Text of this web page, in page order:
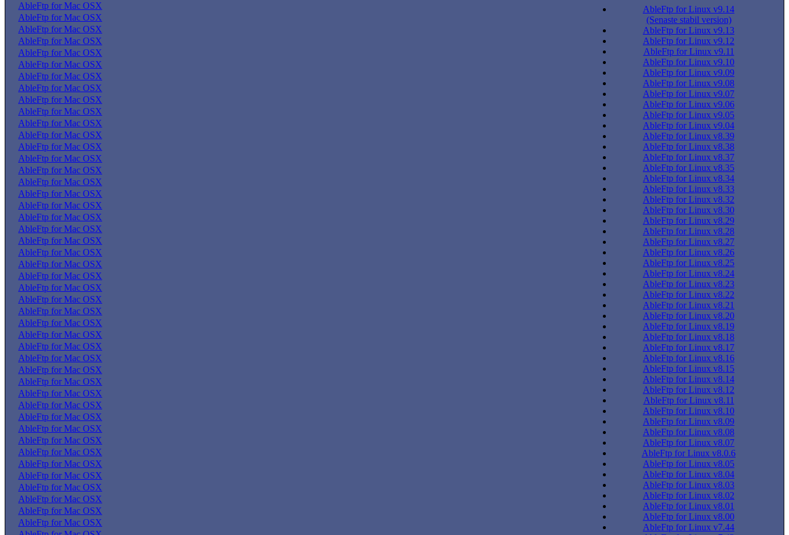
AbleFtp for Mac OSX
AbleFtp for Mac OSX
AbleFtp for Mac OSX
AbleFtp for Mac OSX
AbleFtp for Mac OSX
AbleFtp for Mac OSX
AbleFtp for Mac OSX
AbleFtp for Mac OSX
AbleFtp for Mac OSX
AbleFtp for Mac OSX
AbleFtp for Mac OSX
AbleFtp for Mac OSX
AbleFtp for Mac OSX
AbleFtp for Mac OSX
AbleFtp for Mac OSX
AbleFtp for Mac OSX
AbleFtp for Mac OSX
AbleFtp for Mac OSX
AbleFtp for Mac OSX
AbleFtp for Mac OSX
AbleFtp for Mac OSX
AbleFtp for Mac OSX
AbleFtp for Mac OSX
AbleFtp for Mac OSX
AbleFtp for Mac OSX
AbleFtp for Mac OSX
AbleFtp for Mac OSX
AbleFtp for Mac OSX
AbleFtp for Mac OSX
AbleFtp for Mac OSX
AbleFtp for Mac OSX
AbleFtp for Mac OSX
AbleFtp for Mac OSX
AbleFtp for Mac OSX
AbleFtp for Mac OSX
AbleFtp for Mac OSX
AbleFtp for Mac OSX
AbleFtp for Mac OSX
AbleFtp for Mac OSX
AbleFtp for Mac OSX
AbleFtp for Mac OSX
AbleFtp for Mac OSX
AbleFtp for Mac OSX
AbleFtp for Mac OSX
AbleFtp for Mac OSX
AbleFtp for Linux v9.14
(Senaste stabil version)
AbleFtp for Linux v9.13
AbleFtp for Linux v9.12
AbleFtp for Linux v9.11
AbleFtp for Linux v9.10
AbleFtp for Linux v9.09
AbleFtp for Linux v9.08
AbleFtp for Linux v9.07
AbleFtp for Linux v9.06
AbleFtp for Linux v9.05
AbleFtp for Linux v9.04
AbleFtp for Linux v8.39
AbleFtp for Linux v8.38
AbleFtp for Linux v8.37
AbleFtp for Linux v8.35
AbleFtp for Linux v8.34
AbleFtp for Linux v8.33
AbleFtp for Linux v8.32
AbleFtp for Linux v8.30
AbleFtp for Linux v8.29
AbleFtp for Linux v8.28
AbleFtp for Linux v8.27
AbleFtp for Linux v8.26
AbleFtp for Linux v8.25
AbleFtp for Linux v8.24
AbleFtp for Linux v8.23
AbleFtp for Linux v8.22
AbleFtp for Linux v8.21
AbleFtp for Linux v8.20
AbleFtp for Linux v8.19
AbleFtp for Linux v8.18
AbleFtp for Linux v8.17
AbleFtp for Linux v8.16
AbleFtp for Linux v8.15
AbleFtp for Linux v8.14
AbleFtp for Linux v8.12
AbleFtp for Linux v8.11
AbleFtp for Linux v8.10
AbleFtp for Linux v8.09
AbleFtp for Linux v8.08
AbleFtp for Linux v8.07
AbleFtp for Linux v8.0.6
AbleFtp for Linux v8.05
AbleFtp for Linux v8.04
AbleFtp for Linux v8.03
AbleFtp for Linux v8.02
AbleFtp for Linux v8.01
AbleFtp for Linux v8.00
AbleFtp for Linux v7.44